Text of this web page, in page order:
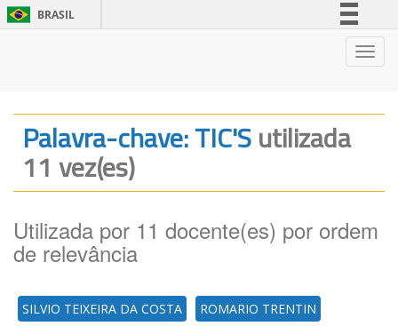
BRASIL
Legislação
Palavra-chave: TIC'Sutilizada
11 vez(es)
Utilizada por 11 docente(es) por ordem
de relevância
SILVIO TEIXEIRA DA COSTA ROMARIO TRENTIN